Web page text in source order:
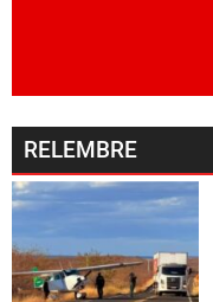
RELEMBRE